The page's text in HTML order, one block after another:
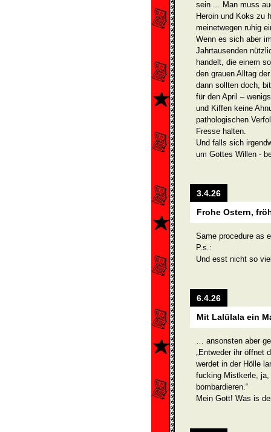
sein ... Man muss
Heroin und Koks zu
meinet­wegen ruhig
Wenn es sich aber
Jahrtausenden
handelt, die einem
den grauen Alltag
dann sollten doch,
für den April –
und Kiffen keine
pathologi­schen
Fresse halten.
Und falls sich
um Gottes Willen -
3.4.26
Frohe Ostern,
Same procedure as
P.s.:
Und esst nicht so
6.4.26
Mit Lalülala ein
… ansonsten aber
„Entweder ihr öffnet
werdet in der Hölle
fucking Mistkerle,
bombardieren.“
Mein Gott! Was is